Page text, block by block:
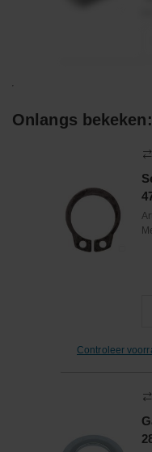
Onlangs bekeken:
Controleer